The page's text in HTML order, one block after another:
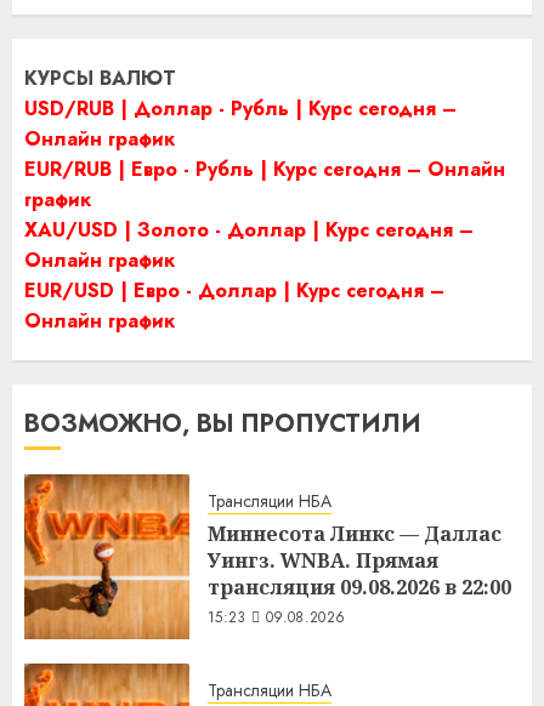
КУРСЫ ВАЛЮТ
USD/RUB | Доллар - Рубль | Курс сегодня –
Онлайн график
EUR/RUB | Евро - Рубль | Курс сегодня – Онлайн
график
XAU/USD | Золото - Доллар | Курс сегодня –
Онлайн график
EUR/USD | Евро - Доллар | Курс сегодня –
Онлайн график
ВОЗМОЖНО, ВЫ ПРОПУСТИЛИ
Трансляции НБА
Миннесота Линкс — Даллас
Уингз. WNBA. Прямая
трансляция 09.08.2026 в 22:00
15:23 09.08.2026
Трансляции НБА